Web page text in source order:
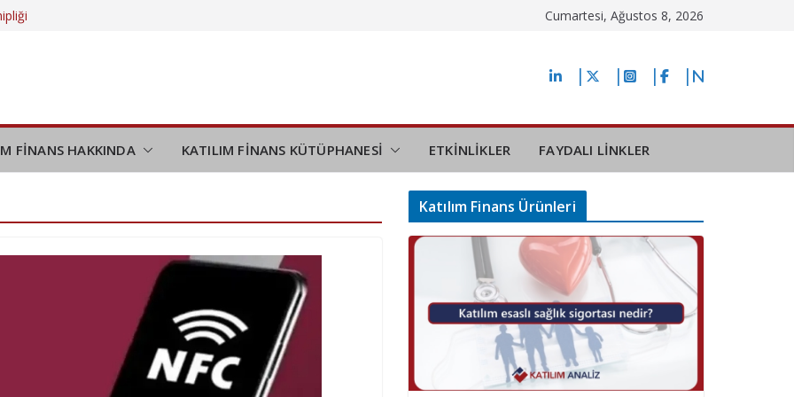
da
Cumartesi, Ağustos 8, 2026
FİNANS HAKKINDA KATILIM FİNANS KÜTÜPHANESİ ETKİNLİKLER FAYDALI LİNKLER
Katılım Finans Ürünleri